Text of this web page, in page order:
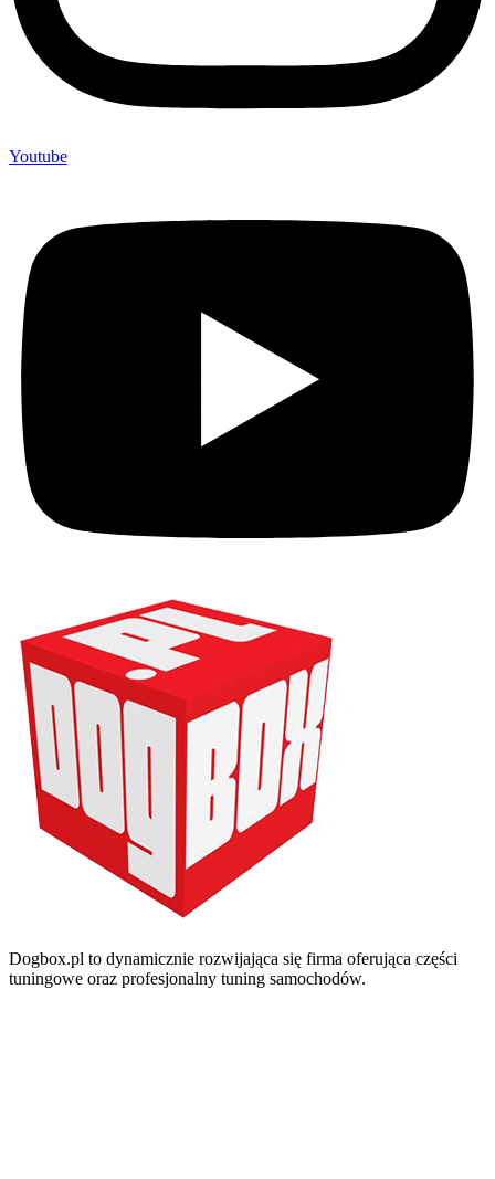
Youtube
Dogbox.pl to dynamicznie rozwijająca się firma oferująca części
tuningowe oraz profesjonalny tuning samochodów.